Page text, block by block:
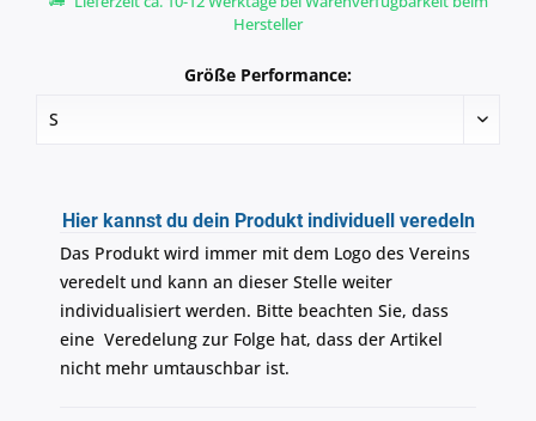
Hersteller
Größe Performance:
Hier kannst du dein Produkt individuell veredeln
Das Produkt wird immer mit dem Logo des Vereins
veredelt und kann an dieser Stelle weiter
individualisiert werden. Bitte beachten Sie, dass
eine Veredelung zur Folge hat, dass der Artikel
nicht mehr umtauschbar ist.